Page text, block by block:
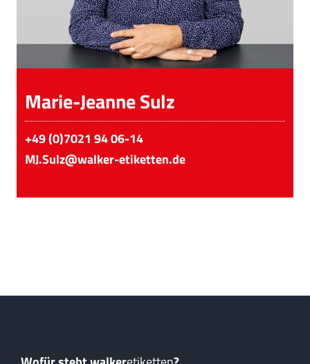
Marie-Jeanne Sulz
+49 (0)7021 94 06-14
MJ.Sulz@walker-etiketten.de